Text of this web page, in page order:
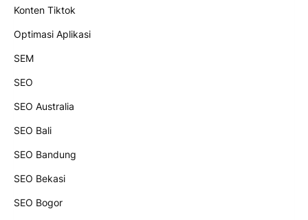
Konten Tiktok
Optimasi Aplikasi
SEM
SEO
SEO Australia
SEO Bali
SEO Bandung
SEO Bekasi
SEO Bogor